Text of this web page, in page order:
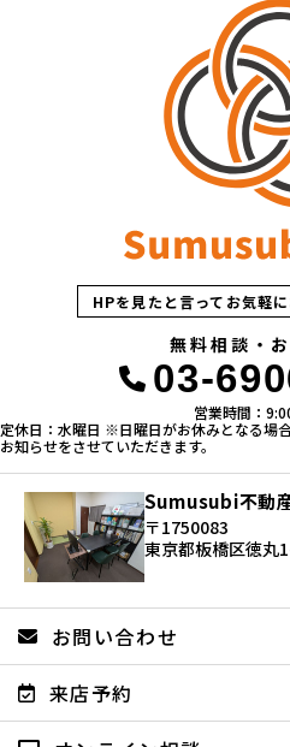
HPを見たと言ってお気軽
無料相談・
03-
営業時間：
定休日：水曜日 ※日曜日がお休みとなる場
お知らせをさせていただきます。
Sumusubi不動
〒1750083
東京都板橋区徳丸
お問い合わせ
来店予約